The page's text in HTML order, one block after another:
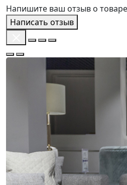
Напишите ваш отзыв о
Написать отзыв